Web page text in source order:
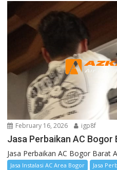
February 16, 2026 igp8f
Jasa Perbaikan AC Bogor
Jasa Perbaikan AC Bogor Barat
Jasa Instalasi AC Area Bogor
Jasa